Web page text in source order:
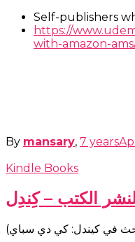
Self-publishers
https://
with-amazon-
By mansary, 7 years
Kindle Books
الكتب – كِندِل